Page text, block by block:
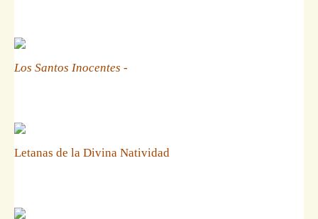
Los Santos Inocentes -
Letanas de la Divina Natividad